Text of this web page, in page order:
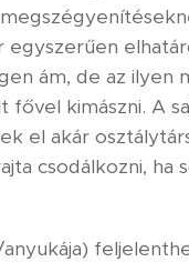
ám, de az ilyen
kimászni. A
el akár
csodálkozni, ha